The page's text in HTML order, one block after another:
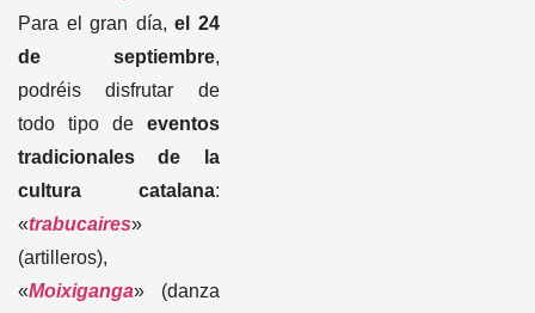
Para el gran día,el 24
de septiembre,
podréis disfrutar de
todo tipo de eventos
tradicionales de la
cultura catalana:
«trabucaires»
(artilleros),
«Moixiganga» (danza